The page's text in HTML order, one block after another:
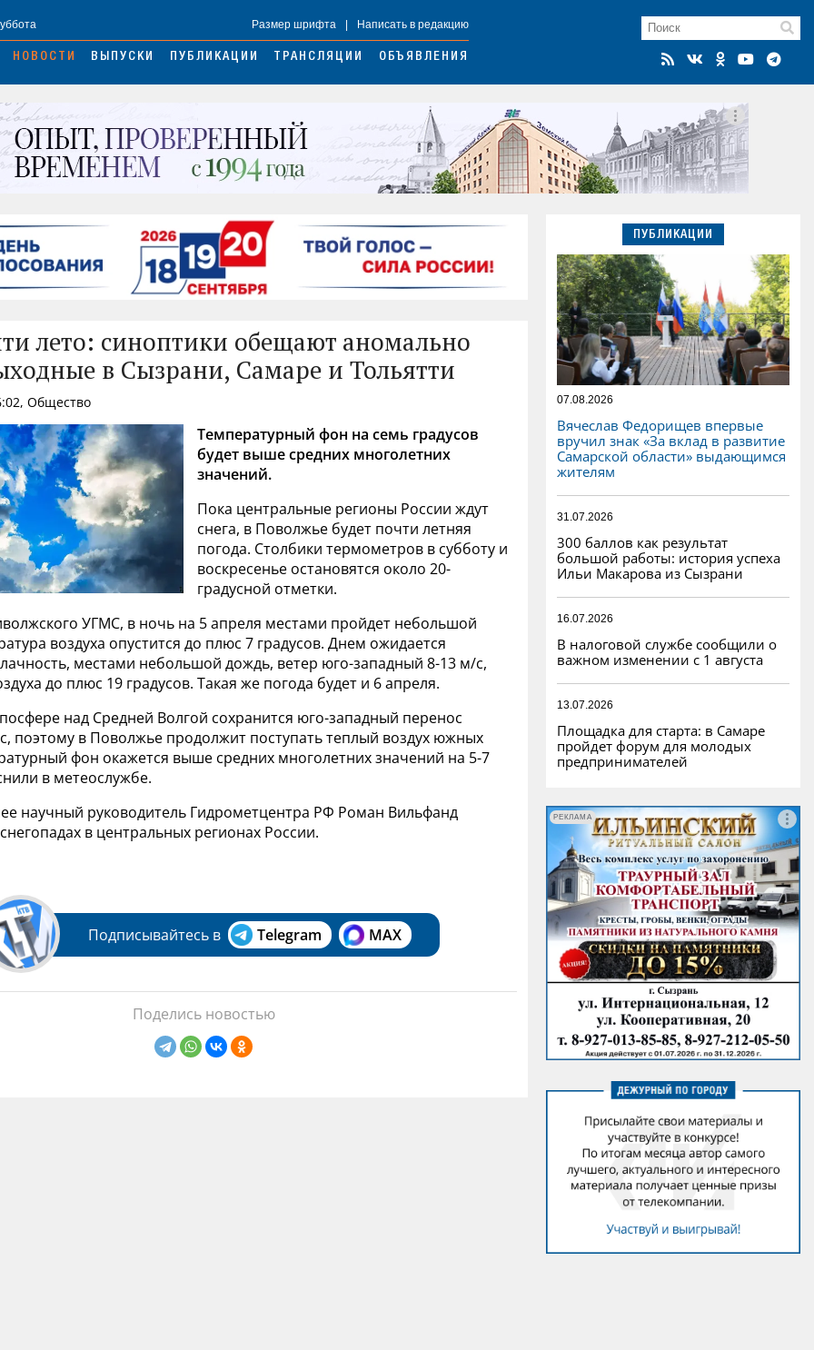
Размер шрифта Написать в редакцию
НОВОСТИ ВЫПУСКИ ПУБЛИКАЦИИ ТРАНСЛЯЦИИ ОБЪЯВЛЕНИЯ
лето: синоптики обещают аномально
в Сызрани, Самаре и Тольятти
Общество
Температурный фон на семь градусов
будет выше средних многолетних
значений.
Пока центральные регионы России ждут
снега, в Поволжье будет почти летняя
погода. Столбики термометров в субботу и
воскресенье остановятся около 20-
градусной отметки.
УГМС, в ночь на 5 апреля местами пройдет небольшой
воздуха опустится до плюс 7 градусов. Днем ожидается
местами небольшой дождь, ветер юго-западный 8-13 м/с,
до плюс 19 градусов. Такая же погода будет и 6 апреля.
над Средней Волгой сохранится юго-западный перенос
поэтому в Поволжье продолжит поступать теплый воздух южных
фон окажется выше средних многолетних значений на 5-7
в метеослужбе.
научный руководитель Гидрометцентра РФ Роман Вильфанд
в центральных регионах России.
Подписывайтесь в Telegram MAX
Поделись новостью
ПУБЛИКАЦИИ
07.08.2026
Вячеслав Федорищев впервые
вручил знак «За вклад в развитие
Самарской области» выдающимся
жителям
31.07.2026
300 баллов как результат
большой работы: история успеха
Ильи Макарова из Сызрани
16.07.2026
В налоговой службе сообщили о
важном изменении с 1 августа
13.07.2026
Площадка для старта: в Самаре
пройдет форум для молодых
предпринимателей
РЕКЛАМА